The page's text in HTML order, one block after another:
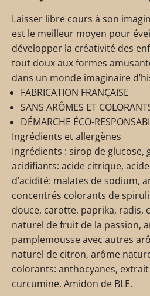
Laisser libre cours à son
est le meilleur moyen pour
développer la créativité des
tout doux aux formes
dans un monde imaginaire
FABRICATION FRANÇAISE
SANS ARÔMES ET
DÉMARCHE ÉCO-
Ingrédients et allergènes
Ingrédients : sirop de glucose,
acidifiants: acide citrique,
d’acidité: malates de sodium,
concentrés colorants de
douce, carotte, paprika, radis,
naturel de fruit de la passion,
pamplemousse avec autres
naturel de citron, arôme
colorants: anthocyanes,
curcumine. Amidon de BLE.